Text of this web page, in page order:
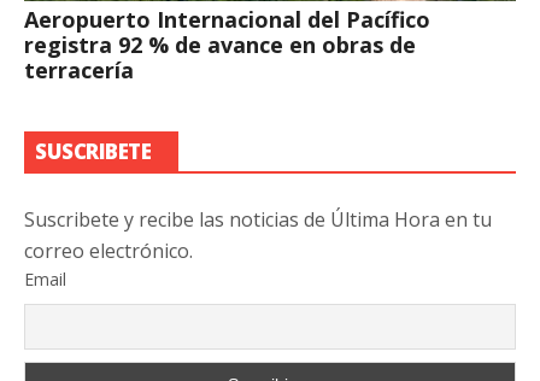
Aeropuerto Internacional del Pacífico
registra 92 % de avance en obras de
terracería
SUSCRIBETE
Suscribete y recibe las noticias de Última Hora en tu
correo electrónico.
Email